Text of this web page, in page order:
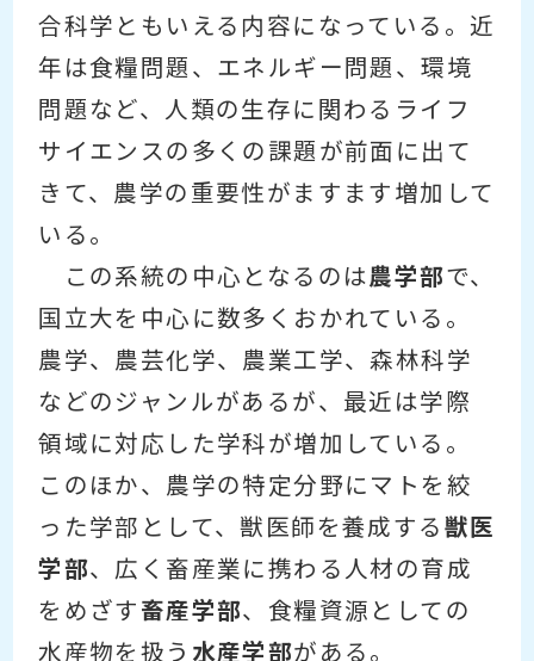
合科学ともいえる内容になっている。近
年は食糧問題、エネルギー問題、環境
問題など、人類の生存に関わるライフ
サイエンスの多くの課題が前面に出て
きて、農学の重要性がますます増加して
いる。
この系統の中心となるのは農学部で、
国立大を中心に数多くおかれている。
農学、農芸化学、農業工学、森林科学
などのジャンルがあるが、最近は学際
領域に対応した学科が増加している。
このほか、農学の特定分野にマトを絞
った学部として、獣医師を養成する 獣医
学部、広く畜産業に携わる人材の育成
をめざす 畜産学部、食糧資源としての
水産物を扱う 水産学部がある。